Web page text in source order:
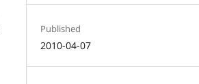
Published
2010-04-07